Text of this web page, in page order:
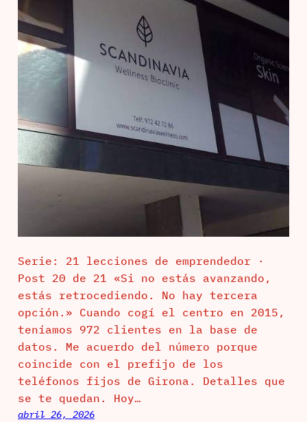
Serie: 21 lecciones de emprendedor ·
Post 20 de 21 «Si no estás avanzando,
estás retrocediendo. No hay tercera
opción.» Cuando cogí el centro en 2015,
teníamos 972 clientes en la base de
datos. Me acuerdo del número porque
coincide con el prefijo de los
teléfonos fijos de Girona. Detalles que
se te quedan. Hoy…
abril 26, 2026